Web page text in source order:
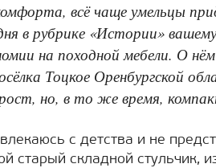
всё чаще умельцы
в рубрике «Истории»
на походной мебели. О
Тоцкое Оренбургской
но, в то же время,
с детства и не
старый складной стульчик,